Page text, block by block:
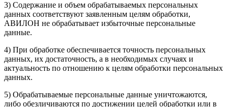
3) Содержание и объем обрабатываемых персональных
данных соответствуют заявленным целям обработки,
АВИЛОН не обрабатывает избыточные персональные
данные.
4) При обработке обеспечивается точность персональных
данных, их достаточность, а в необходимых случаях и
актуальность по отношению к целям обработки персональных
данных.
5) Обрабатываемые персональные данные уничтожаются,
либо обезличиваются по достижении целей обработки или в